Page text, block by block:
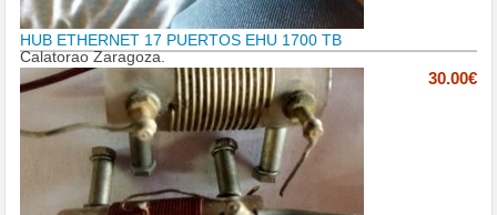
HUB ETHERNET 17 PUERTOS EHU 1700 TB
Calatorao Zaragoza.
30.00€